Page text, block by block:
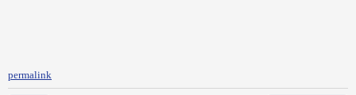
permalink